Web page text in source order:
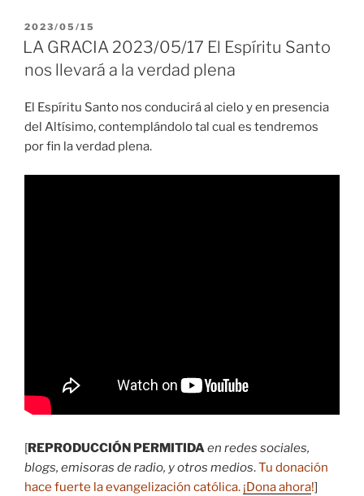
PUBLICADO
EL
2023/05/15
LA GRACIA 2023/05/17 El Espíritu Santo
nos llevará a la verdad plena
El Espíritu Santo nos conducirá al cielo y en presencia
del Altísimo, contemplándolo tal cual es tendremos
por fin la verdad plena.
[REPRODUCCIÓN PERMITIDAen redes sociales,
blogs, emisoras de radio, y otros medios.Tu donación
hace fuerte la evangelización católica. ¡Dona ahora!]